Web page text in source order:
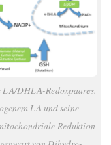
DHLA-Redoxpaares.
LA und seine
Reduktion